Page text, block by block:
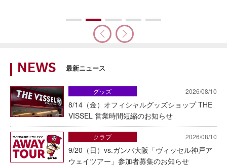
NEWS 最新ニュース
2026/08/10
8/14（金）オフィシャルグッズショップ THE
VISSEL 営業時間短縮のお知らせ
グッズ
2026/08/10
9/20（日）vs.ガンバ大阪「ヴィッセル神戸ア
ウェイツアー」参加者募集のお知らせ
クラブ